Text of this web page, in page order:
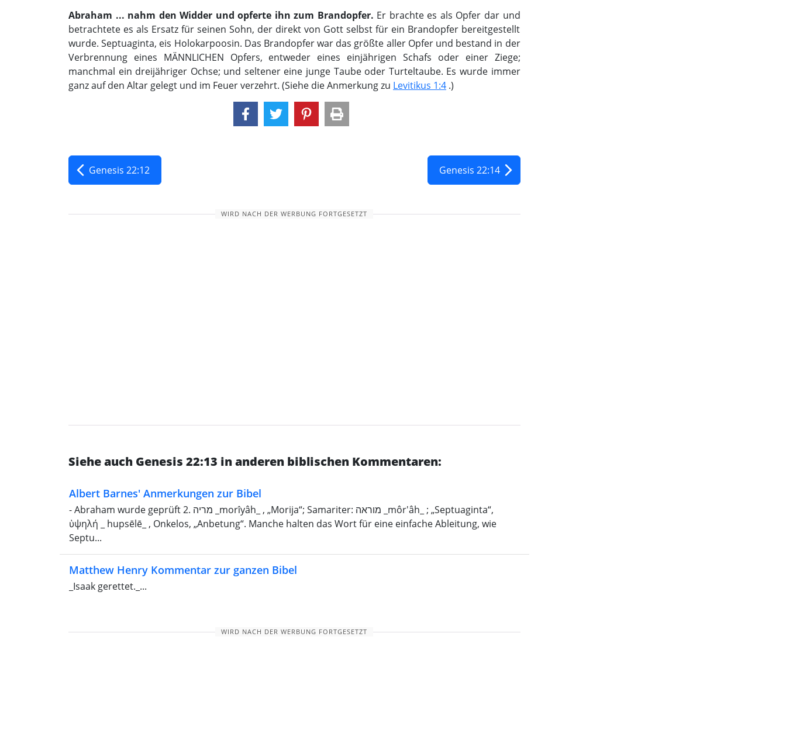
Abraham ... nahm den Widder und opferte ihn zum Brandopfer. Er brachte es als Opfer dar und
betrachtete es als Ersatz für seinen Sohn, der direkt von Gott selbst für ein Brandopfer bereitgestellt
wurde. Septuaginta, eis Holokarpoosin. Das Brandopfer war das größte aller Opfer und bestand in der
Verbrennung eines MÄNNLICHEN Opfers, entweder eines einjährigen Schafs oder einer Ziege;
manchmal ein dreijähriger Ochse; und seltener eine junge Taube oder Turteltaube. Es wurde immer
ganz auf den Altar gelegt und im Feuer verzehrt. (Siehe die Anmerkung zu Levitikus 1:4 .)
Genesis 22:12 Genesis 22:14
WIRD NACH DER WERBUNG FORTGESETZT
Siehe auch Genesis 22:13 in anderen biblischen Kommentaren:
Albert Barnes' Anmerkungen zur Bibel
- Abraham wurde geprüft 2. מריה _morı̂yâh_ , „Morija“; Samariter: מוראה _môr'âh_ ; „Septuaginta“,
ὑψηλή _ hupsēlē_ , Onkelos, „Anbetung“. Manche halten das Wort für eine einfache Ableitung, wie
Septu...
Matthew Henry Kommentar zur ganzen Bibel
_Isaak gerettet._...
WIRD NACH DER WERBUNG FORTGESETZT